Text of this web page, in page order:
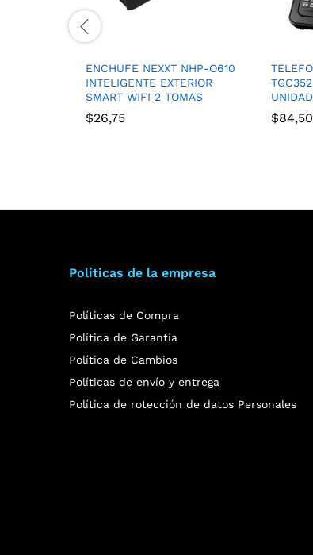
ENCHUFE NEXXT NHP-O610
INTELIGENTE EXTERIOR
SMART WIFI 2 TOMAS
$26,75 $84,50
Políticas de la empresa
Políticas de Compra
Política de Garantía
Política de Cambios
Políticas de envío y entrega
Política de rotección de datos Personales